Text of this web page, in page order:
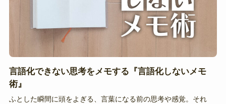
言語化できない思考をメモする『言語化しないメモ
術』
ふとした瞬間に頭をよぎる、言葉になる前の思考や感覚。それ